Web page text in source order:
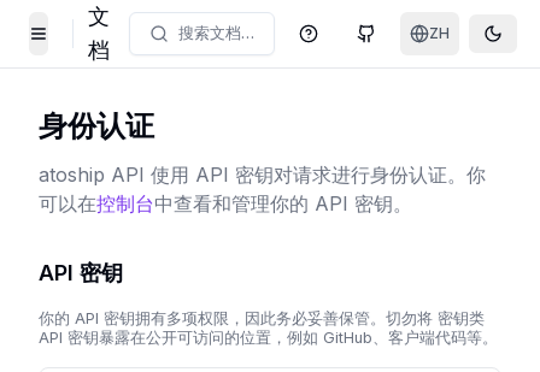
Toggle Menu
文
档
搜索文档… 帮助中心GitHub ZH
身份认证
atoship API 使用 API 密钥对请求进行身份认证。你
可以在控制台中查看和管理你的 API 密钥。
API 密钥
你的 API 密钥拥有多项权限，因此务必妥善保管。切勿将 密钥类
API 密钥暴露在公开可访问的位置，例如 GitHub、客户端代码等。